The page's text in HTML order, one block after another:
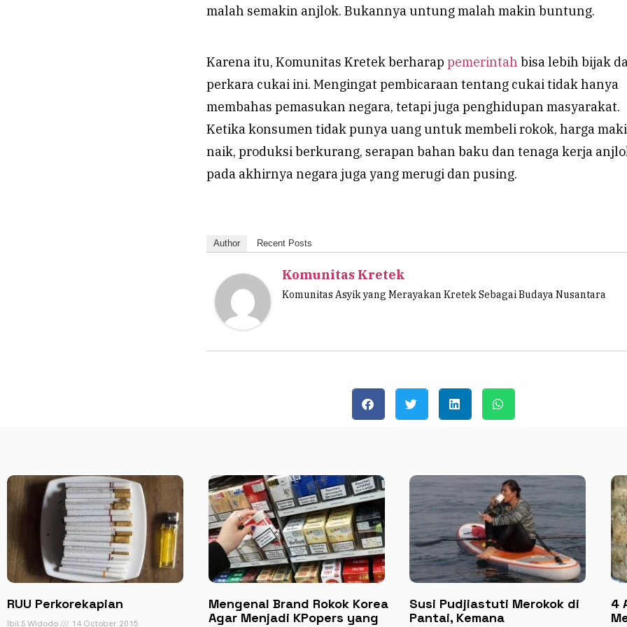
malah semakin anjlok. Bukannya untung malah makin buntung.
Karena itu, Komunitas Kretek berharap pemerintah bisa lebih bijak
perkara cukai ini. Mengingat pembicaraan tentang cukai tidak hanya
membahas pemasukan negara, tetapi juga penghidupan masyarakat.
Ketika konsumen tidak punya uang untuk membeli rokok, harga
naik, produksi berkurang, serapan bahan baku dan tenaga kerja
pada akhirnya negara juga yang merugi dan pusing.
Author Recent Posts
Komunitas Kretek
Komunitas Asyik yang Merayakan Kretek Sebagai Budaya Nusantara
RUU Perkorekapian
Ibil S Widodo 14 October 2015
Mengenal Brand Rokok Korea
Agar Menjadi KPopers yang
Susi Pudjiastuti Merokok di
Pantai, Kemana
4